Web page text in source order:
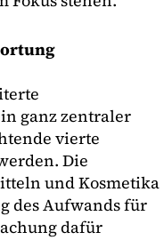
ganz zentraler
vierte
Die
und Kosmetika
des Aufwands für
dafür